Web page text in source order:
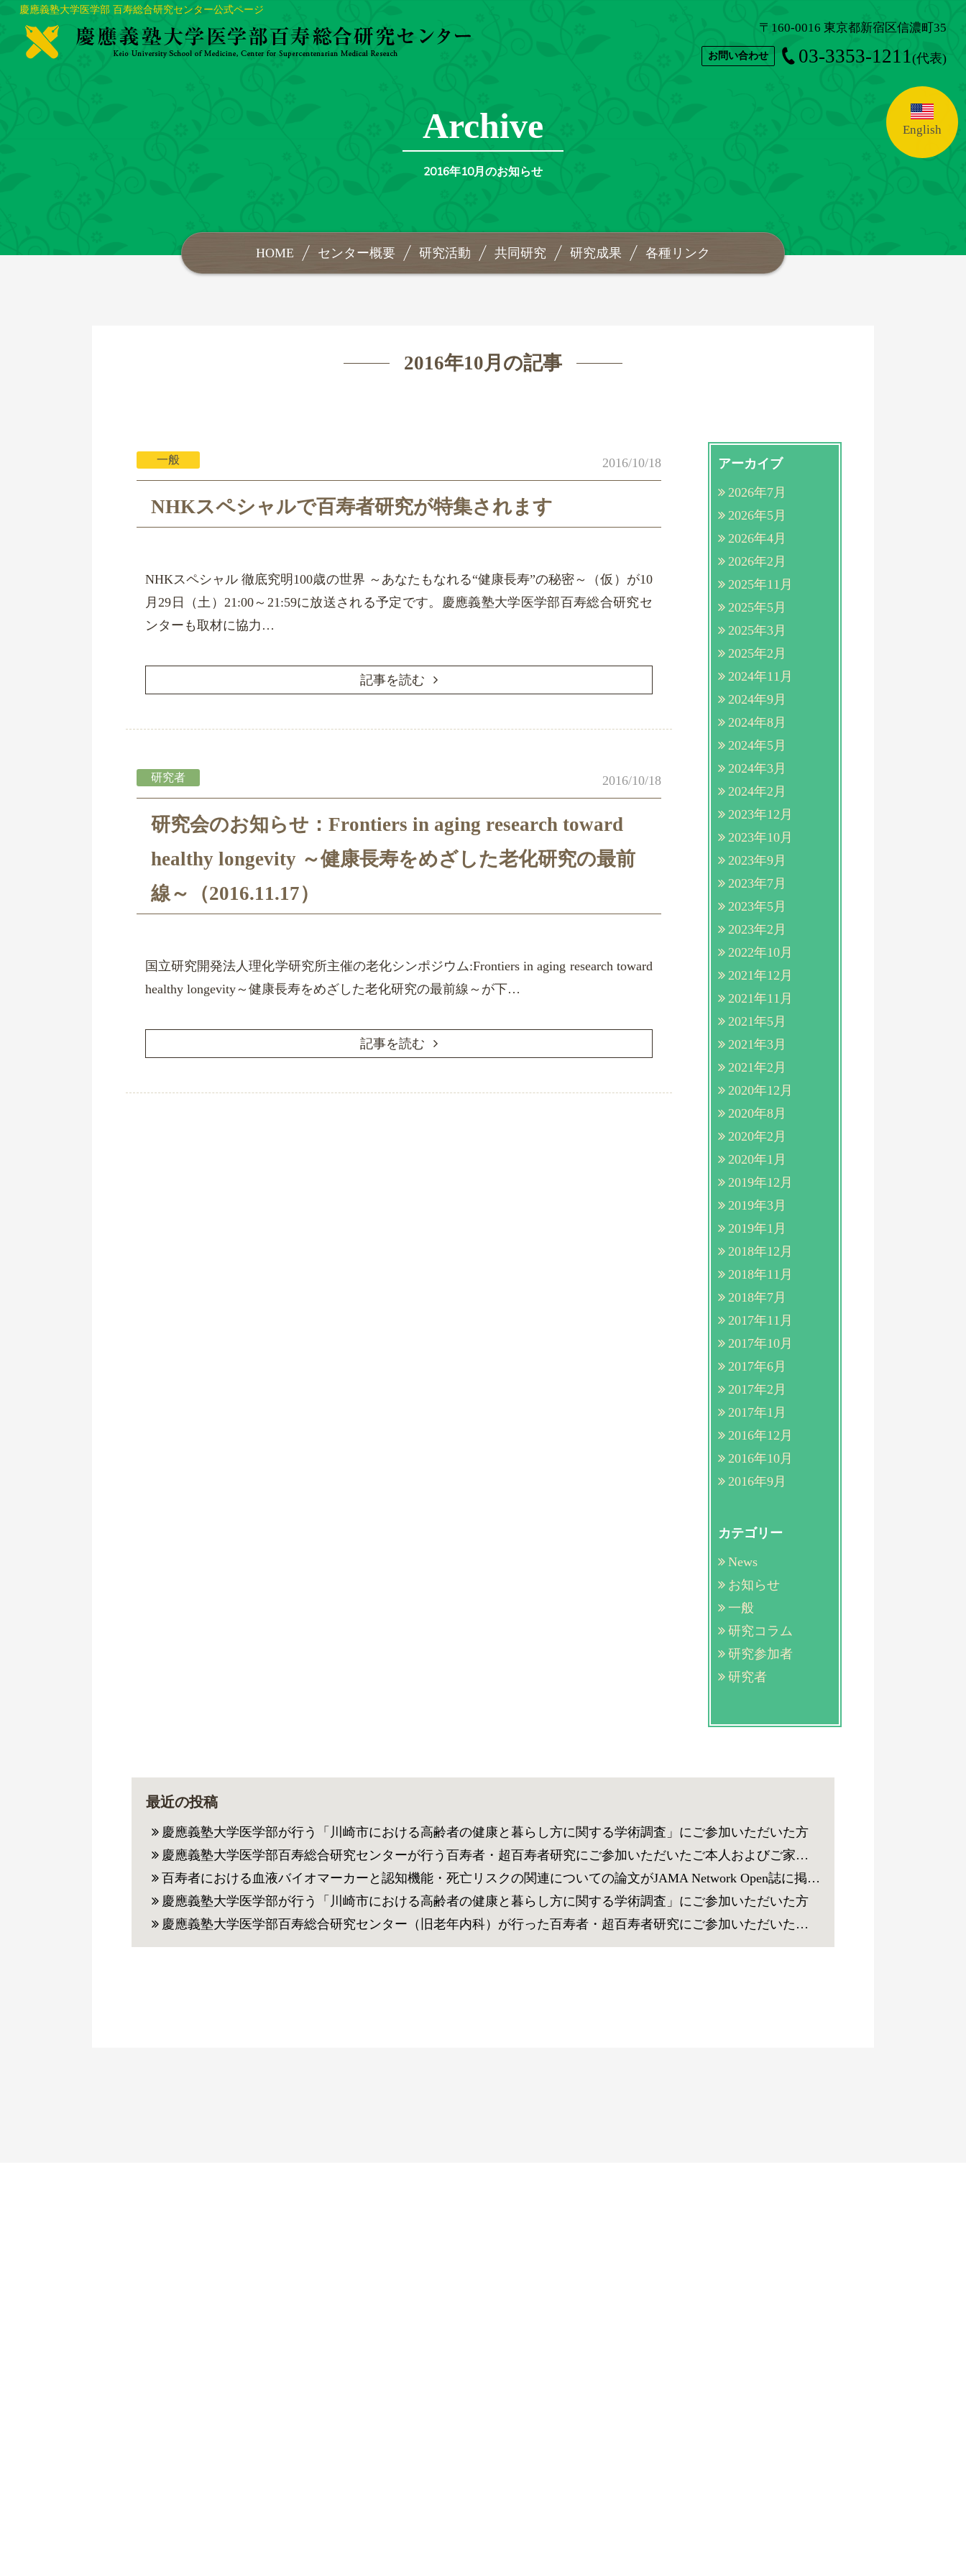
慶應義塾大学医学部 百寿総合研究センター公式ページ
〒160-0016 東京都新宿区信濃町35
お問い合わせ 03-3353-1211(代表)
Archive
2016年10月のお知らせ
HOME センター概要 研究活動 共同研究 研究成果 各種リンク
2016年10月の記事
NHKスペシャルで百寿者研究が特集されます
一般 2016/10/18
NHKスペシャル 徹底究明100歳の世界 ～あなたもなれる“健康長寿”の秘密～（仮）が10
月29日（土）21:00～21:59に放送される予定です。慶應義塾大学医学部百寿総合研究セ
ンターも取材に協力…
記事を読む
研究会のお知らせ：Frontiers in aging research toward
healthy longevity ～健康長寿をめざした老化研究の最前
線～（2016.11.17）
研究者 2016/10/18
国立研究開発法人理化学研究所主催の老化シンポジウム:Frontiers in aging research toward
healthy longevity～健康長寿をめざした老化研究の最前線～が下…
記事を読む
アーカイブ
2026年7月
2026年5月
2026年4月
2026年2月
2025年11月
2025年5月
2025年3月
2025年2月
2024年11月
2024年9月
2024年8月
2024年5月
2024年3月
2024年2月
2023年12月
2023年10月
2023年9月
2023年7月
2023年5月
2023年2月
2022年10月
2021年12月
2021年11月
2021年5月
2021年3月
2021年2月
2020年12月
2020年8月
2020年2月
2020年1月
2019年12月
2019年3月
2019年1月
2018年12月
2018年11月
2018年7月
2017年11月
2017年10月
2017年6月
2017年2月
2017年1月
2016年12月
2016年10月
2016年9月
カテゴリー
News
お知らせ
一般
研究コラム
研究参加者
研究者
最近の投稿
慶應義塾大学医学部が行う「川崎市における高齢者の健康と暮らし方に関する学術調査」にご参加いただいた方
慶應義塾大学医学部百寿総合研究センターが行う百寿者・超百寿者研究にご参加いただいたご本人およびご家族の皆様の血液から抽出した遺伝子(DNA)やリボ核酸（RNA）を用いた医学系研究に対するご協力のお願い
百寿者における血液バイオマーカーと認知機能・死亡リスクの関連についての論文がJAMA Network Open誌に掲載されました。
慶應義塾大学医学部が行う「川崎市における高齢者の健康と暮らし方に関する学術調査」にご参加いただいた方
慶應義塾大学医学部百寿総合研究センター（旧老年内科）が行った百寿者・超百寿者研究にご参加いただいたご本人の血液老化指標（バイオマーカー）、遺伝子解析データを用いた医学系研究に対するご協力のお願い
English